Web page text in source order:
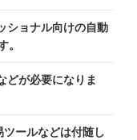
ショナル向けの自動
どが必要になりま
ールなどは付随し